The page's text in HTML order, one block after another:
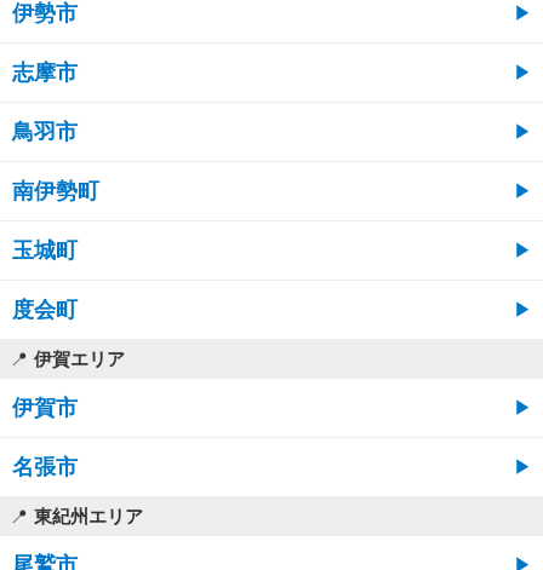
伊勢市
志摩市
鳥羽市
南伊勢町
玉城町
度会町
伊賀エリア
伊賀市
名張市
東紀州エリア